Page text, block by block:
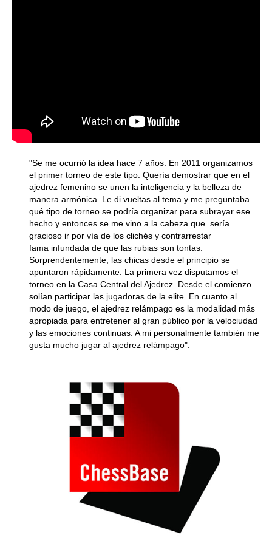
"Se me ocurrió la idea hace 7 años. En 2011 organizamos
el primer torneo de este tipo. Quería demostrar que en el
ajedrez femenino se unen la inteligencia y la belleza de
manera armónica. Le di vueltas al tema y me preguntaba
qué tipo de torneo se podría organizar para subrayar ese
hecho y entonces se me vino a la cabeza que sería
gracioso ir por vía de los clichés y contrarrestar
fama infundada de que las rubias son tontas.
Sorprendentemente, las chicas desde el principio se
apuntaron rápidamente. La primera vez disputamos el
torneo en la Casa Central del Ajedrez. Desde el comienzo
solían participar las jugadoras de la elite. En cuanto al
modo de juego, el ajedrez relámpago es la modalidad más
apropiada para entretener al gran público por la velociudad
y las emociones continuas. A mi personalmente también me
gusta mucho jugar al ajedrez relámpago".